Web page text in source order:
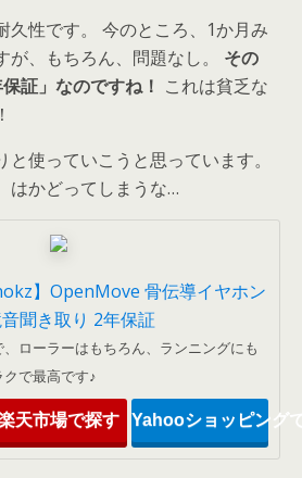
久性です。 今のところ、1か月み
が、もちろん、問題なし。 その
証」なのですね！ これは貧乏な
使っていこうと思っています。
はかどってしまうな…
】OpenMove 骨伝導イヤホン
聞き取り 2年保証
ローラーはもちろん、ランニングにも
で最高です♪
天市場で探す Yahooショッピング